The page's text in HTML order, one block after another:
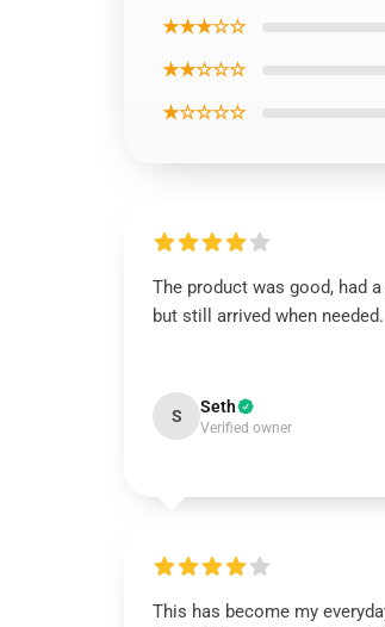
★★★☆☆
★★☆☆☆
★☆☆☆☆
The product was good, had
but still arrived when needed.
S Seth
Verified owner
This has become my